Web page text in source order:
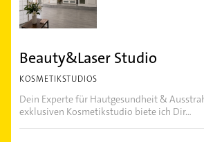
Beauty&Laser Studio
KOSMETIKSTUDIOS
Dein Experte für Hautgesundheit &
exklusiven Kosmetikstudio biete ich Dir...